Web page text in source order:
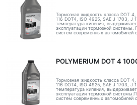
Тормозная жидкость класса DOT
116 DOT4, ISO 4925, SAE J 1703, J
температура кипения,
эксплуатации тормозной
систем современных автомобилей
POLYMERIUM DOT 4
Тормозная жидкость класса DOT
116 DOT4, ISO 4925, SAE J 1703, J
температура кипения,
эксплуатации тормозной
систем современных автомобилей